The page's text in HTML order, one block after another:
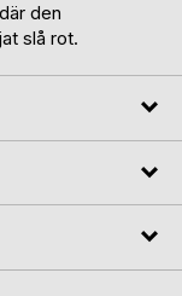
den
slå rot.